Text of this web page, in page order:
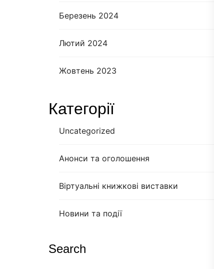
Березень 2024
Лютий 2024
Жовтень 2023
Категорії
Uncategorized
Анонси та оголошення
Віртуальні книжкові виставки
Новини та події
Search